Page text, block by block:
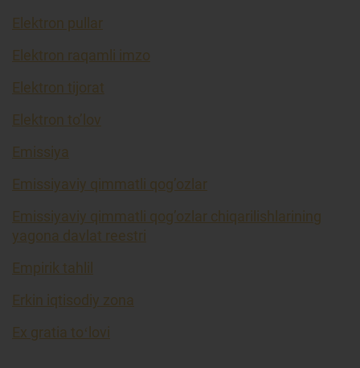
Elektron pullar
Elektron raqamli imzo
Elektron tijorat
Elektron to’lov
Emissiya
Emissiyaviy qimmatli qog’ozlar
Emissiyaviy qimmatli qog’ozlar chiqarilishlarining
yagona davlat reestri
Empirik tahlil
Erkin iqtisodiy zona
Ex gratia toʻlovi